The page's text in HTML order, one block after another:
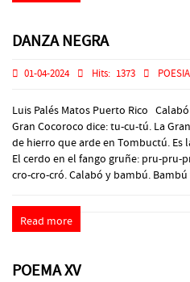
DANZA NEGRA
01-04-2024 Hits: 1373 POESIA
Luis Palés Matos Puerto Rico
Gran Cocoroco dice: tu-cu-tú. La
de hierro que arde en Tombuctú. Es
El cerdo en el fango gruñe: pru-pru-
cro-cro-cró. Calabó y bambú.
Read more
POEMA XV